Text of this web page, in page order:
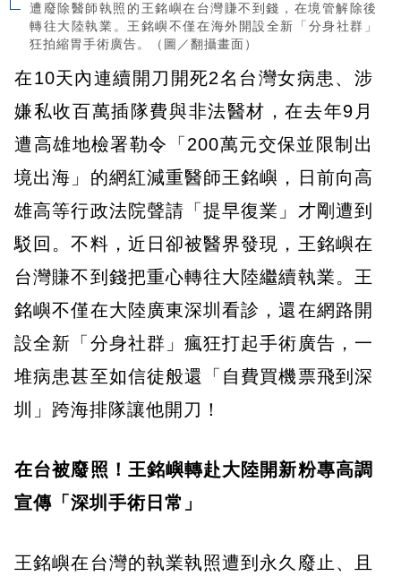
遭廢除醫師執照的王銘嶼在台灣賺不到錢，在境管解除後
轉往大陸執業。王銘嶼不僅在海外開設全新「分身社群」
狂拍縮胃手術廣告。（圖／翻攝畫面）
在10天內連續開刀開死2名台灣女病患、涉
嫌私收百萬插隊費與非法醫材，在去年9月
遭高雄地檢署勒令「200萬元交保並限制出
境出海」的網紅減重醫師王銘嶼，日前向高
雄高等行政法院聲請「提早復業」才剛遭到
駁回。不料，近日卻被醫界發現，王銘嶼在
台灣賺不到錢把重心轉往大陸繼續執業。王
銘嶼不僅在大陸廣東深圳看診，還在網路開
設全新「分身社群」瘋狂打起手術廣告，一
堆病患甚至如信徒般還「自費買機票飛到深
圳」跨海排隊讓他開刀！
在台被廢照！王銘嶼轉赴大陸開新粉專高調
宣傳「深圳手術日常」
王銘嶼在台灣的執業執照遭到永久廢止、且